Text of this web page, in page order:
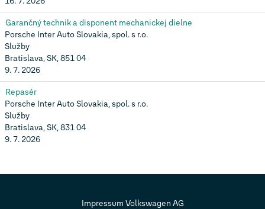
Garančný technik a disponent mechanickej dielne
Porsche Inter Auto Slovakia, spol. s r.o.
Služby
Bratislava, SK, 851 04
9. 7. 2026
Repasér
Porsche Inter Auto Slovakia, spol. s r.o.
Služby
Bratislava, SK, 831 04
9. 7. 2026
Impressum Volkswagen AG